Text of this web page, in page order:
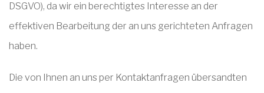
DSGVO), da wir ein berechtigtes Interesse an der
effektiven Bearbeitung der an uns gerichteten Anfragen
haben.
Die von Ihnen an uns per Kontaktanfragen übersandten